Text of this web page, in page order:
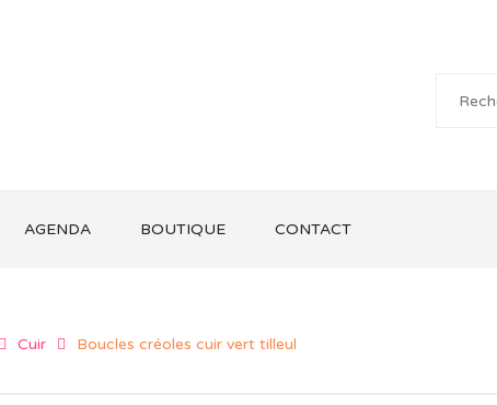
AGENDA BOUTIQUE CONTACT
Cuir Boucles créoles cuir vert tilleul